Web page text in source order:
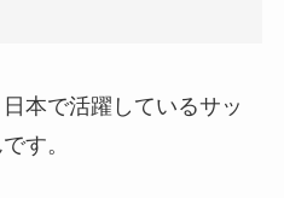
本で活躍しているサッ
す。